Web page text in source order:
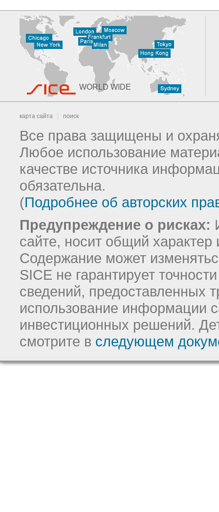
WORLD WIDE
карта сайта поиск
Все права защищены и
Любое использование
качестве источника
обязательна.
(Подробнее об авторских
Предупреждение о рисках:
сайте, носит общий
Содержание может
SICE не гарантирует
сведений, предоставленных
использование информации
инвестиционных решений.
смотрите в следующем